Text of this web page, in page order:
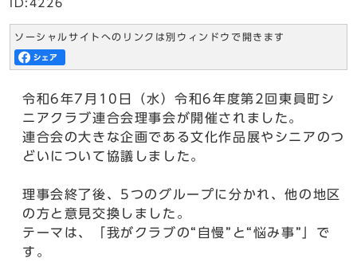
ID:4226
ソーシャルサイトへのリンクは別ウィンドウで開きます
令和6年7月10日（水）令和6年度第2回東員町シ
ニアクラブ連合会理事会が開催されました。
連合会の大きな企画である文化作品展やシニアのつ
どいについて協議しました。
理事会終了後、5つのグループに分かれ、他の地区
の方と意見交換しました。
テーマは、「我がクラブの“自慢”と“悩み事”」で
す。